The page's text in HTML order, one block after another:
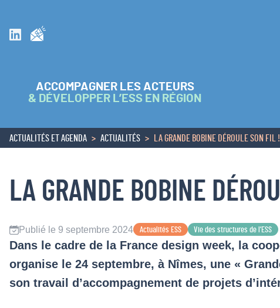
Suivez nous sur Linkedin
ACCOMPAGNER LES ACTEURS
& DÉVELOPPER L’ESS EN RÉGION
ACCUEIL
ACTUALITÉS ET AGENDA ACTUALITÉS LA GRANDE BOBINE DÉROULE SON FIL !
LA GRANDE BOBINE
Publié le 9 septembre 2024 Actualités ESS Vie des structures de l’ESS
Dans le cadre de la France design week, la
organise le 24 septembre, à Nîmes, une «
son travail d’accompagnement de projets